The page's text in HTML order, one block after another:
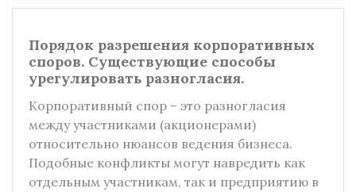
Порядок разрешения корпоративных
споров. Существующие способы
урегулировать разногласия.
Корпоративный спор – это разногласия
между участниками (акционерами)
относительно нюансов ведения бизнеса.
Подобные конфликты могут навредить как
отдельным участникам, так и предприятию в